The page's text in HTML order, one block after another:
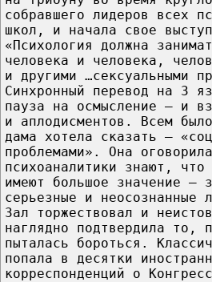
собравшего лидеров всех
школ, и начала свое
«Психология должна
человека и человека,
и другими …сексуальными
Синхронный перевод на 3
пауза на осмысление – и
и аплодисментов. Всем
дама хотела сказать –
проблемами». Она
психоаналитики знают, что
имеют большое значение –
серьезные и неосознанные
Зал торжествовал и
наглядно подтвердила то,
пыталась бороться.
попала в десятки
корреспонденций о